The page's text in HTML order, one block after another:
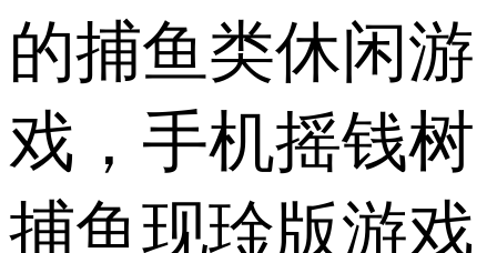
的捕鱼类休闲游
戏，手机摇钱树
捕鱼现琻版游戏